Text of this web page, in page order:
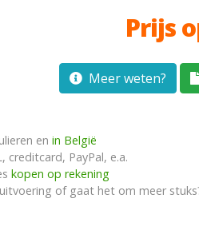
Prijs
Meer weten?
en in België
creditcard, PayPal, e.a.
kopen op rekening
of gaat het om meer